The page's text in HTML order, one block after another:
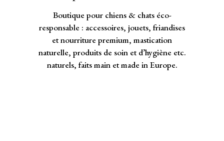
Boutique pour chiens & chats éco-
responsable : accessoires, jouets, friandises
et nourriture premium, mastication
naturelle, produits de soin et d’hygiène etc.
naturels, faits main et made in Europe.